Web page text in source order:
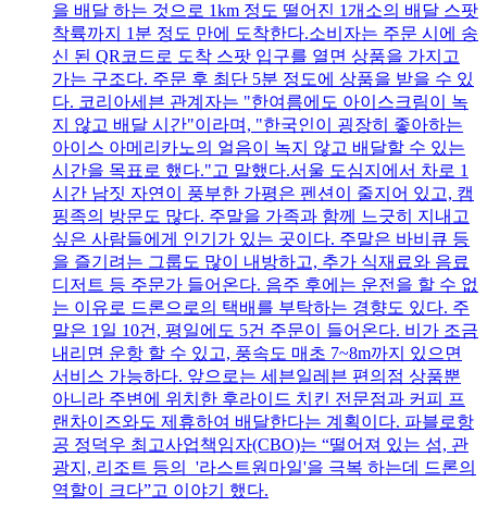
을 배달 하는 것으로 1km 정도 떨어진 1개소의 배달 스팟
착륙까지 1분 정도 만에 도착한다.소비자는 주문 시에 송
신 된 QR코드로 도착 스팟 입구를 열면 상품을 가지고
가는 구조다. 주문 후 최단 5분 정도에 상품을 받을 수 있
다. 코리아세븐 관계자는 "한여름에도 아이스크림이 녹
지 않고 배달 시간"이라며, "한국인이 굉장히 좋아하는
아이스 아메리카노의 얼음이 녹지 않고 배달할 수 있는
시간을 목표로 했다."고 말했다.서울 도심지에서 차로 1
시간 남짓 자연이 풍부한 가평은 펜션이 줄지어 있고, 캠
핑족의 방문도 많다. 주말을 가족과 함께 느긋히 지내고
싶은 사람들에게 인기가 있는 곳이다. 주말은 바비큐 등
을 즐기려는 그룹도 많이 내방하고, 추가 식재료와 음료
디저트 등 주문가 들어온다. 음주 후에는 운전을 할 수 없
는 이유로 드론으로의 택배를 부탁하는 경향도 있다. 주
말은 1일 10건, 평일에도 5건 주문이 들어온다. 비가 조금
내리면 운항 할 수 있고, 풍속도 매초 7~8m까지 있으면
서비스 가능하다. 앞으로는 세븐일레븐 편의점 상품뿐
아니라 주변에 위치한 후라이드 치킨 전문점과 커피 프
랜차이즈와도 제휴하여 배달한다는 계획이다. 파블로항
공 정덕우 최고사업책임자(CBO)는 “떨어져 있는 섬, 관
광지, 리조트 등의 '라스트원마일'을 극복 하는데 드론의
역할이 크다”고 이야기 했다.